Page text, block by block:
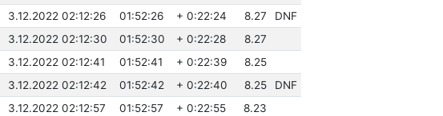
3.12.2022 02:12:26 01:52:26 + 0:22:24 8.27
DNF
3.12.2022 02:12:30 01:52:30 + 0:22:28
8.27
3.12.2022 02:12:41 01:52:41 + 0:22:39
8.25
3.12.2022 02:12:42 01:52:42 + 0:22:40 8.25
DNF
3.12.2022 02:12:57 01:52:57 + 0:22:55
8.23